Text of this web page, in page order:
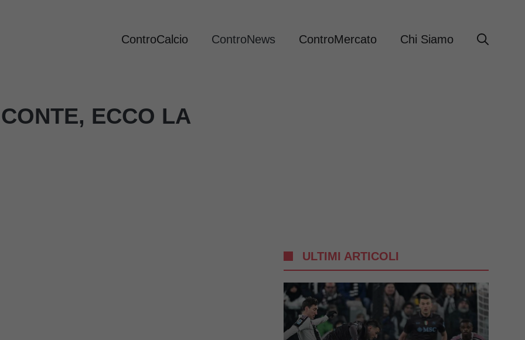
ControCalcio ControNews ControMercato Chi Siamo
ECCO LA
ULTIMI ARTICOLI